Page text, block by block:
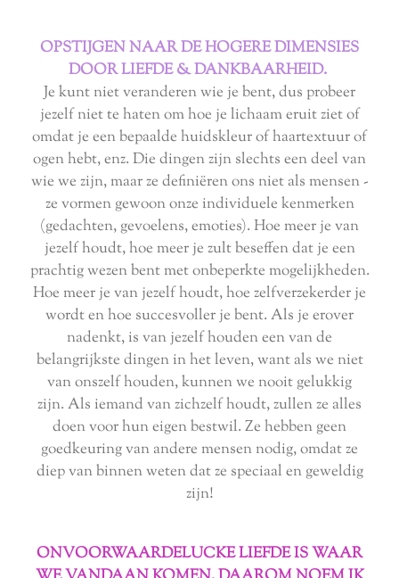
OPSTIJGEN NAAR DE HOGERE DIMENSIES
DOOR LIEFDE & DANKBAARHEID.
Je kunt niet veranderen wie je bent, dus probeer
jezelf niet te haten om hoe je lichaam eruit ziet of
omdat je een bepaalde huidskleur of haartextuur of
ogen hebt, enz. Die dingen zijn slechts een deel van
wie we zijn, maar ze definiëren ons niet als mensen -
ze vormen gewoon onze individuele kenmerken
(gedachten, gevoelens, emoties). Hoe meer je van
jezelf houdt, hoe meer je zult beseffen dat je een
prachtig wezen bent met onbeperkte mogelijkheden.
Hoe meer je van jezelf houdt, hoe zelfverzekerder je
wordt en hoe succesvoller je bent. Als je erover
nadenkt, is van jezelf houden een van de
belangrijkste dingen in het leven, want als we niet
van onszelf houden, kunnen we nooit gelukkig
zijn. Als iemand van zichzelf houdt, zullen ze alles
doen voor hun eigen bestwil. Ze hebben geen
goedkeuring van andere mensen nodig, omdat ze
diep van binnen weten dat ze speciaal en geweldig
zijn!
ONVOORWAARDELUCKE LIEFDE IS WAAR